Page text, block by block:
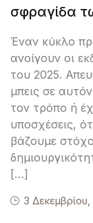
σφραγίδα
Έναν κύκλο
ανοίγουν οι
του 2025.
μπεις σε
τον τρόπο ή
υποσχέσεις,
βάζουμε
[…]
3